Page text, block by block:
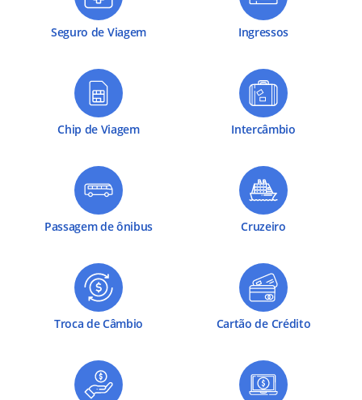
Seguro de Viagem Ingressos
Chip de Viagem Intercâmbio
Passagem de ônibus Cruzeiro
Troca de Câmbio Cartão de Crédito